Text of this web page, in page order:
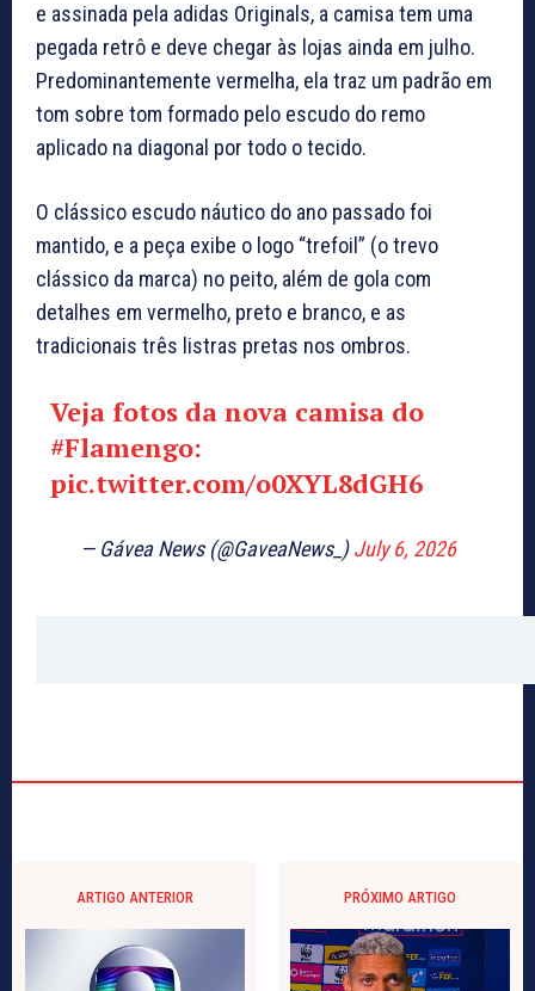
e assinada pela adidas Originals, a camisa tem uma
pegada retrô e deve chegar às lojas ainda em julho.
Predominantemente vermelha, ela traz um padrão em
tom sobre tom formado pelo escudo do remo
aplicado na diagonal por todo o tecido.
O clássico escudo náutico do ano passado foi
mantido, e a peça exibe o logo “trefoil” (o trevo
clássico da marca) no peito, além de gola com
detalhes em vermelho, preto e branco, e as
tradicionais três listras pretas nos ombros.
Veja fotos da nova camisa do
#Flamengo:
pic.twitter.com/o0XYL8dGH6
— Gávea News (@GaveaNews_)July 6, 2026
ARTIGO ANTERIOR PRÓXIMO ARTIGO